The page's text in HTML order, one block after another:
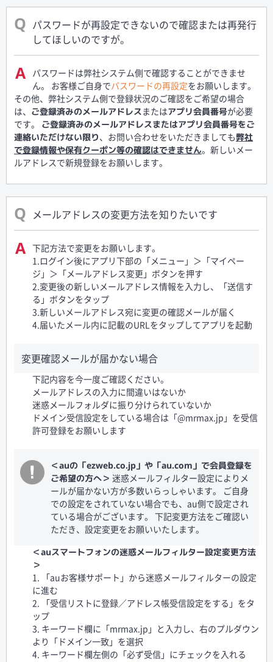
パスワードが再設定できないので確認または再発行
してほしいのですが。
パスワードは弊社システム側で確認することができませ
ん。 お客様ご自身でパスワードの再設定をお願いします。
その他、弊社システム側で登録状況のご確認をご希望の場合
は、 ご登録済みのメールアドレスまたはアプリ会員番号が必要
です。 ご登録済みのメールアドレスまたはアプリ会員番号をご
連絡いただけない限り、お問い合わせをいただきましても弊社
で登録情報や保有クーポン等の確認はできません。新しいメー
ルアドレスで新規登録をお願いします。
メールアドレスの変更方法を知りたいです
下記方法で変更をお願いします。
1.ログイン後にアプリ下部の「メニュー」＞「マイペー
ジ」＞「メールアドレス変更」ボタンを押す
2.変更後の新しいメールアドレス情報を入力し、「送信す
る」ボタンをタップ
3.新しいメールアドレス宛に変更の確認メールが届く
4.届いたメール内に記載のURLをタップしてアプリを起動
変更確認メールが届かない場合
下記内容を今一度ご確認ください。
メールアドレスの入力に間違いはないか
迷惑メールフォルダに振り分けられていないか
ドメイン受信設定をしている場合は「@mrmax.jp」を受信
許可登録をお願いします
＜auの「ezweb.co.jp」や「au.com」で会員登録を
ご希望の方へ＞ 迷惑メールフィルター設定によりメ
ールが届かない方が多数いらっしゃいます。 ご自身
での設定をされていない場合でも、au側で設定され
ている場合がございます。 下記変更方法をご確認い
ただき、設定変更をお願いいたします。
＜auスマートフォンの迷惑メールフィルター設定変更方法
＞
1. 「auお客様サポート」から迷惑メールフィルターの設定
に進む
2. 「受信リストに登録／アドレス帳受信設定をする」をタ
ップ
3. キーワード欄に「mrmax.jp」と入力し、右のプルダウン
より「ドメイン一致」を選択
4. キーワード欄左側の「必ず受信」にチェックを入れる